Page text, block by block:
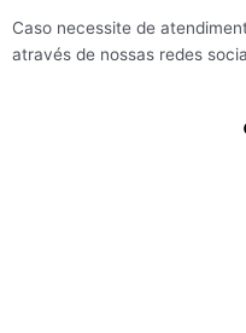
Caso necessite de
através de nossas redes